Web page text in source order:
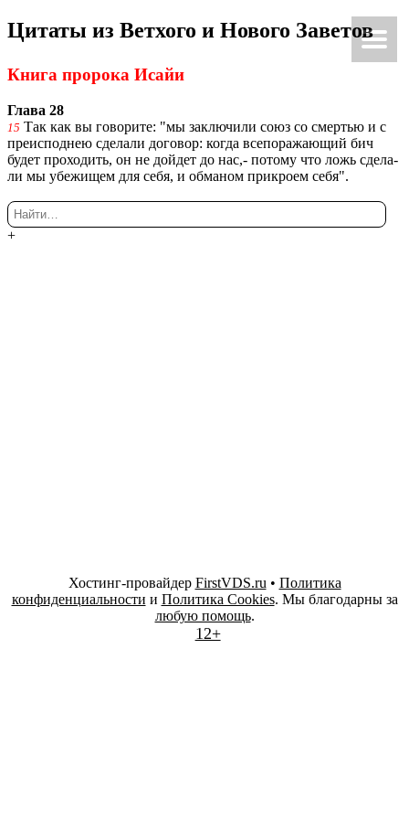
Ки́рие эле́йсон
Ци­та­ты из Вет­хо­го и Но­во­го За­ве­тов
Книга про­ро­ка Исайи
Глава 28
15 Так как вы го­во­ри­те: "мы за­клю­чи­ли союз со смер­тью и с
пре­ис­под­нею сде­ла­ли до­го­вор: когда все­по­ра­жа­ю­щий бич
будет про­хо­дить, он не дой­дет до нас,- по­то­му что ложь сде­ла­
ли мы убе­жи­щем для себя, и об­ма­ном при­кро­ем себя".
+
Хостинг-провайдер FirstVDS.ru • Политика
конфиденциальности и Политика Cookies. Мы благодарны за
любую помощь.
12+